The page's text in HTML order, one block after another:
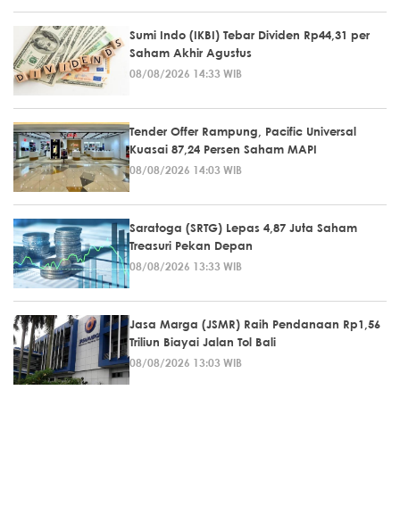
Sumi Indo (IKBI) Tebar Dividen Rp44,31 per
Saham Akhir Agustus
08/08/2026 14:33 WIB
Tender Offer Rampung, Pacific Universal
Kuasai 87,24 Persen Saham MAPI
08/08/2026 14:03 WIB
Saratoga (SRTG) Lepas 4,87 Juta Saham
Treasuri Pekan Depan
08/08/2026 13:33 WIB
Jasa Marga (JSMR) Raih Pendanaan Rp1,56
Triliun Biayai Jalan Tol Bali
08/08/2026 13:03 WIB